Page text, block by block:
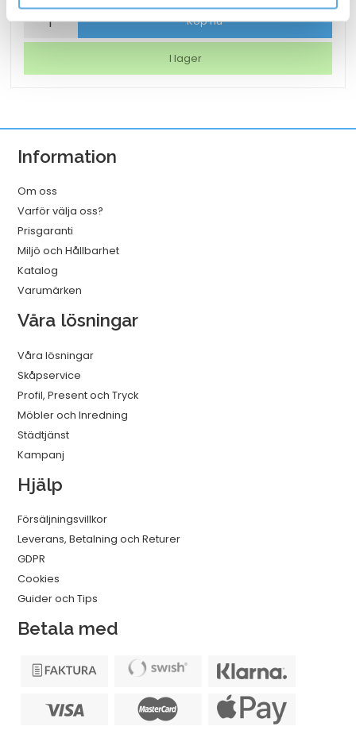
2x125mic
mängd
Köp nu
I lager
Information
Om oss
Varför välja oss?
Prisgaranti
Miljö och Hållbarhet
Katalog
Varumärken
Våra lösningar
Våra lösningar
Skåpservice
Profil, Present och Tryck
Möbler och Inredning
Städtjänst
Kampanj
Hjälp
Försäljningsvillkor
Leverans, Betalning och Returer
GDPR
Cookies
Guider och Tips
Betala med